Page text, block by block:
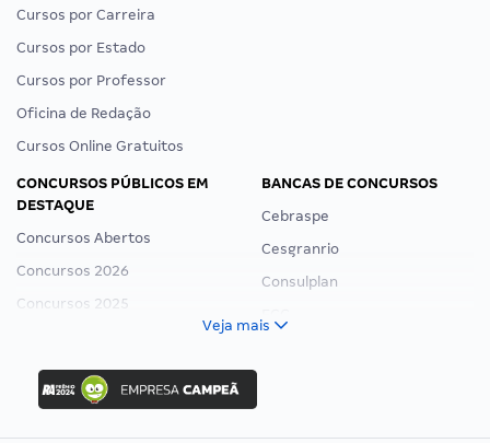
Cursos por Carreira
Cursos por Estado
Cursos por Professor
Oficina de Redação
Cursos Online Gratuitos
CONCURSOS PÚBLICOS EM
DESTAQUE
Concursos Abertos
Concursos 2026
Concursos 2025
Concurso Ibama
Concurso MPU
Editais publicados
BANCAS DE CONCURSOS
Cebraspe
Cesgranrio
Consulplan
Veja mais